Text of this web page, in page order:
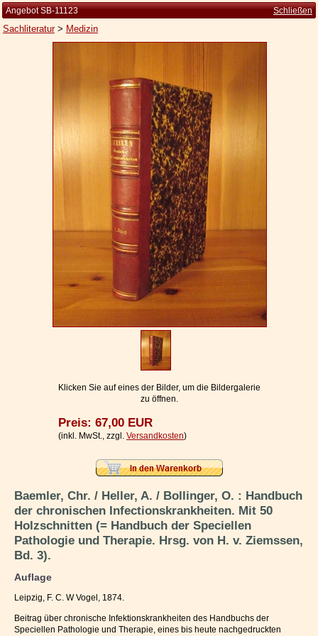
Die Brockhaus Auflagen
Die Meyer Auflagen
Geschäftsbedingungen
Datenschutzerklärung
Ihr Warenkorb
Angebot SB-11123 Schließen
Sachliteratur> Medizin
Klicken Sie auf eines der Bilder, um die Bildergalerie
zu öffnen.
Preis: 67,00 EUR
(inkl. MwSt., zzgl. Versandkosten)
Baemler, Chr. / Heller, A. / Bollinger, O. : Handbuch
der chronischen Infectionskrankheiten. Mit 50
Holzschnitten (= Handbuch der Speciellen
Pathologie und Therapie. Hrsg. von H. v. Ziemssen,
Bd. 3).
Auflage
Leipzig, F. C. W Vogel, 1874.
Beitrag über chronische Infektionskrankheiten des Handbuchs der
Speciellen Pathologie und Therapie, eines bis heute nachgedruckten